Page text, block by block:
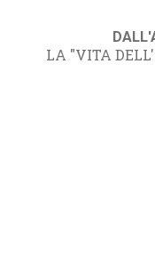
LA "VITA